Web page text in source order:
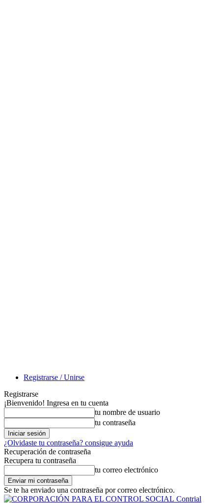
Registrarse / Unirse
Registrarse
¡Bienvenido! Ingresa en tu cuenta
tu nombre de usuario
tu contraseña
¿Olvidaste tu contraseña? consigue ayuda
Recuperación de contraseña
Recupera tu contraseña
tu correo electrónico
Se te ha enviado una contraseña por correo electrónico.
Contrial